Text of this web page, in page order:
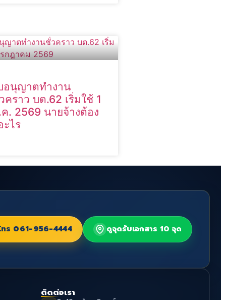
อนุญาตทำงาน
คราว บต.62 เริ่มใช้ 1
. 2569 นายจ้างต้อง
ะไร
ทร 061-956-4444 ดูจุดรับเอกสาร 10 จุด
ติดต่อเรา